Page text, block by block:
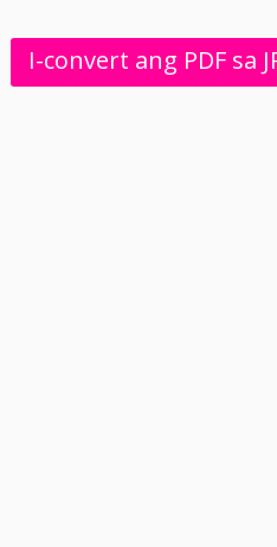
I-convert ang PDF sa